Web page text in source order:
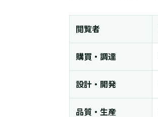
閲覧者
購買・調達
設計・開発
品質・生産